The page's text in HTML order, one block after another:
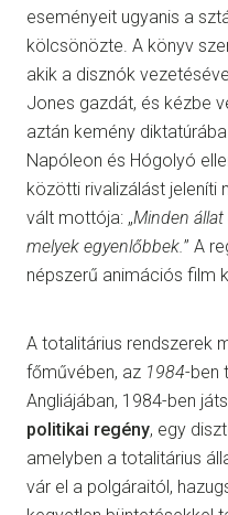
eseményeit ugyanis a
kölcsönözte. A könyv
akik a disznók
Jones gazdát, és kézbe
aztán kemény
Napóleon és Hógolyó
közötti rivalizálást jeleníti
vált mottója: „Minden állat
melyek egyenlőbbek. ” A
népszerű animációs film
A totalitárius rendszerek
főművében, az 1984-ben
Angliájában, 1984-ben
politikai regény, egy
amelyben a totalitárius
vár el a polgáraitól,